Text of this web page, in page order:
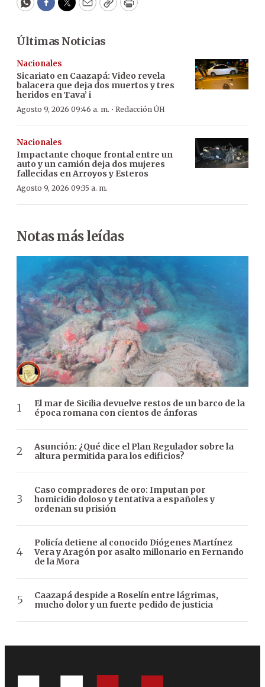
WhatsApp
Facebook
Twitter
EmailCopyPrint
Últimas Noticias
Nacionales
Sicariato en Caazapá: Video revela
balacera que deja dos muertos y tres
heridos en Tava’ i
Agosto 9, 2026 09:46 a. m. · Redacción ÚH
Nacionales
Impactante choque frontal entre un
auto y un camión deja dos mujeres
fallecidas en Arroyos y Esteros
Agosto 9, 2026 09:35 a. m.
Notas más leídas
El mar de Sicilia devuelve restos de un barco de la
época romana con cientos de ánforas
Asunción: ¿Qué dice el Plan Regulador sobre la
altura permitida para los edificios?
Caso compradores de oro: Imputan por
homicidio doloso y tentativa a españoles y
ordenan su prisión
Policía detiene al conocido Diógenes Martínez
Vera y Aragón por asalto millonario en Fernando
de la Mora
Caazapá despide a Roselín entre lágrimas,
mucho dolor y un fuerte pedido de justicia